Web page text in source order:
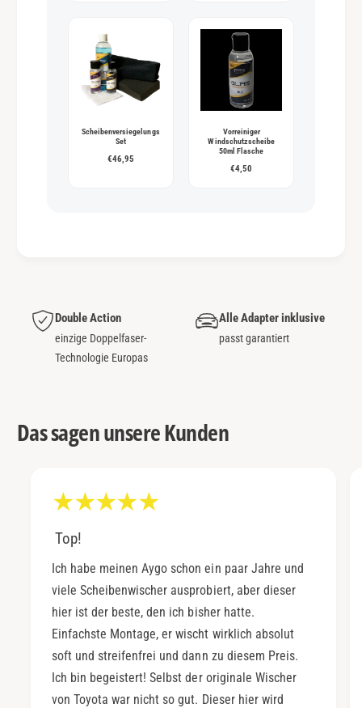
Scheibenversiegelungs
Set
€46,95
Vorreiniger
Windschutzscheibe
50ml Flasche
€4,50
Double Action
einzige Doppelfaser-
Technologie Europas
Alle Adapter inklusive
passt garantiert
Das sagen unsere Kunden
Top!
Ich habe meinen Aygo schon ein paar Jahre und
viele Scheibenwischer ausprobiert, aber dieser
hier ist der beste, den ich bisher hatte.
Einfachste Montage, er wischt wirklich absolut
soft und streifenfrei und dann zu diesem Preis.
Ich bin begeistert! Selbst der originale Wischer
von Toyota war nicht so gut. Dieser hier wird